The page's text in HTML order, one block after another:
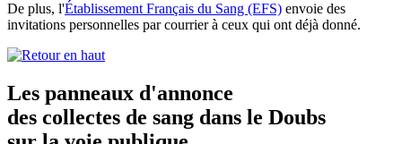
De plus, l'Établissement Français du Sang (EFS) envoie des
invitations personnelles par courrier à ceux qui ont déjà donné.
Les panneaux d'annonce
des collectes de sang dans le Doubs